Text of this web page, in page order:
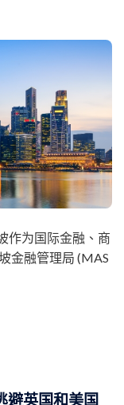
作为国际金融、商
金融管理局 (MAS
避英国和美国